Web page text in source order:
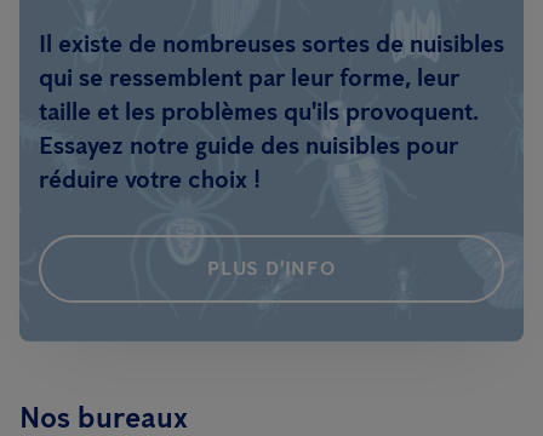
Il existe de nombreuses sortes de nuisibles
qui se ressemblent par leur forme, leur
taille et les problèmes qu'ils provoquent.
Essayez notre guide des nuisibles pour
réduire votre choix !
PLUS D'INFO
Nos bureaux